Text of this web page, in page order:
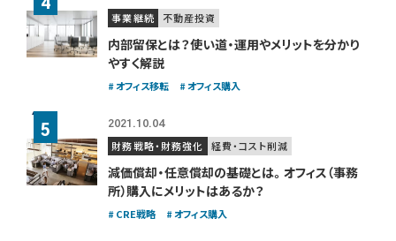
事業継続 不動産投資
内部留保とは？使い道・運用やメリットを分かり
やすく解説
オフィス移転 オフィス購入
2021.10.04
財務戦略・財務強化 経費・コスト削減
減価償却・任意償却の基礎とは。 オフィス（事務
所）購入にメリットはあるか？
CRE戦略 オフィス購入